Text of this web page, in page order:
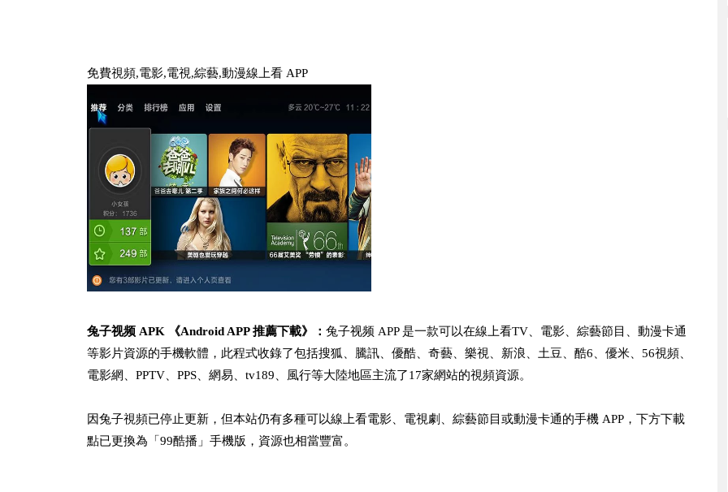
免費視頻,電影,電視,綜藝,動漫線上看 APP
兔子视频 APK 《Android APP 推薦下載》： 兔子视频 APP 是一款可以在線上看TV、電影、綜藝節目、動漫卡通
等影片資源的手機軟體，此程式收錄了包括搜狐、騰訊、優酷、奇藝、樂視、新浪、土豆、酷6、優米、56視頻、
電影網、PPTV、PPS、網易、tv189、風行等大陸地區主流了17家網站的視頻資源。
因兔子視頻已停止更新，但本站仍有多種可以線上看電影、電視劇、綜藝節目或動漫卡通的手機 APP，下方下載
點已更換為「99酷播」手機版，資源也相當豐富。